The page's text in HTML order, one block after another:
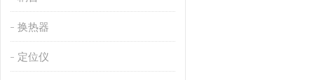
换热器
定位仪